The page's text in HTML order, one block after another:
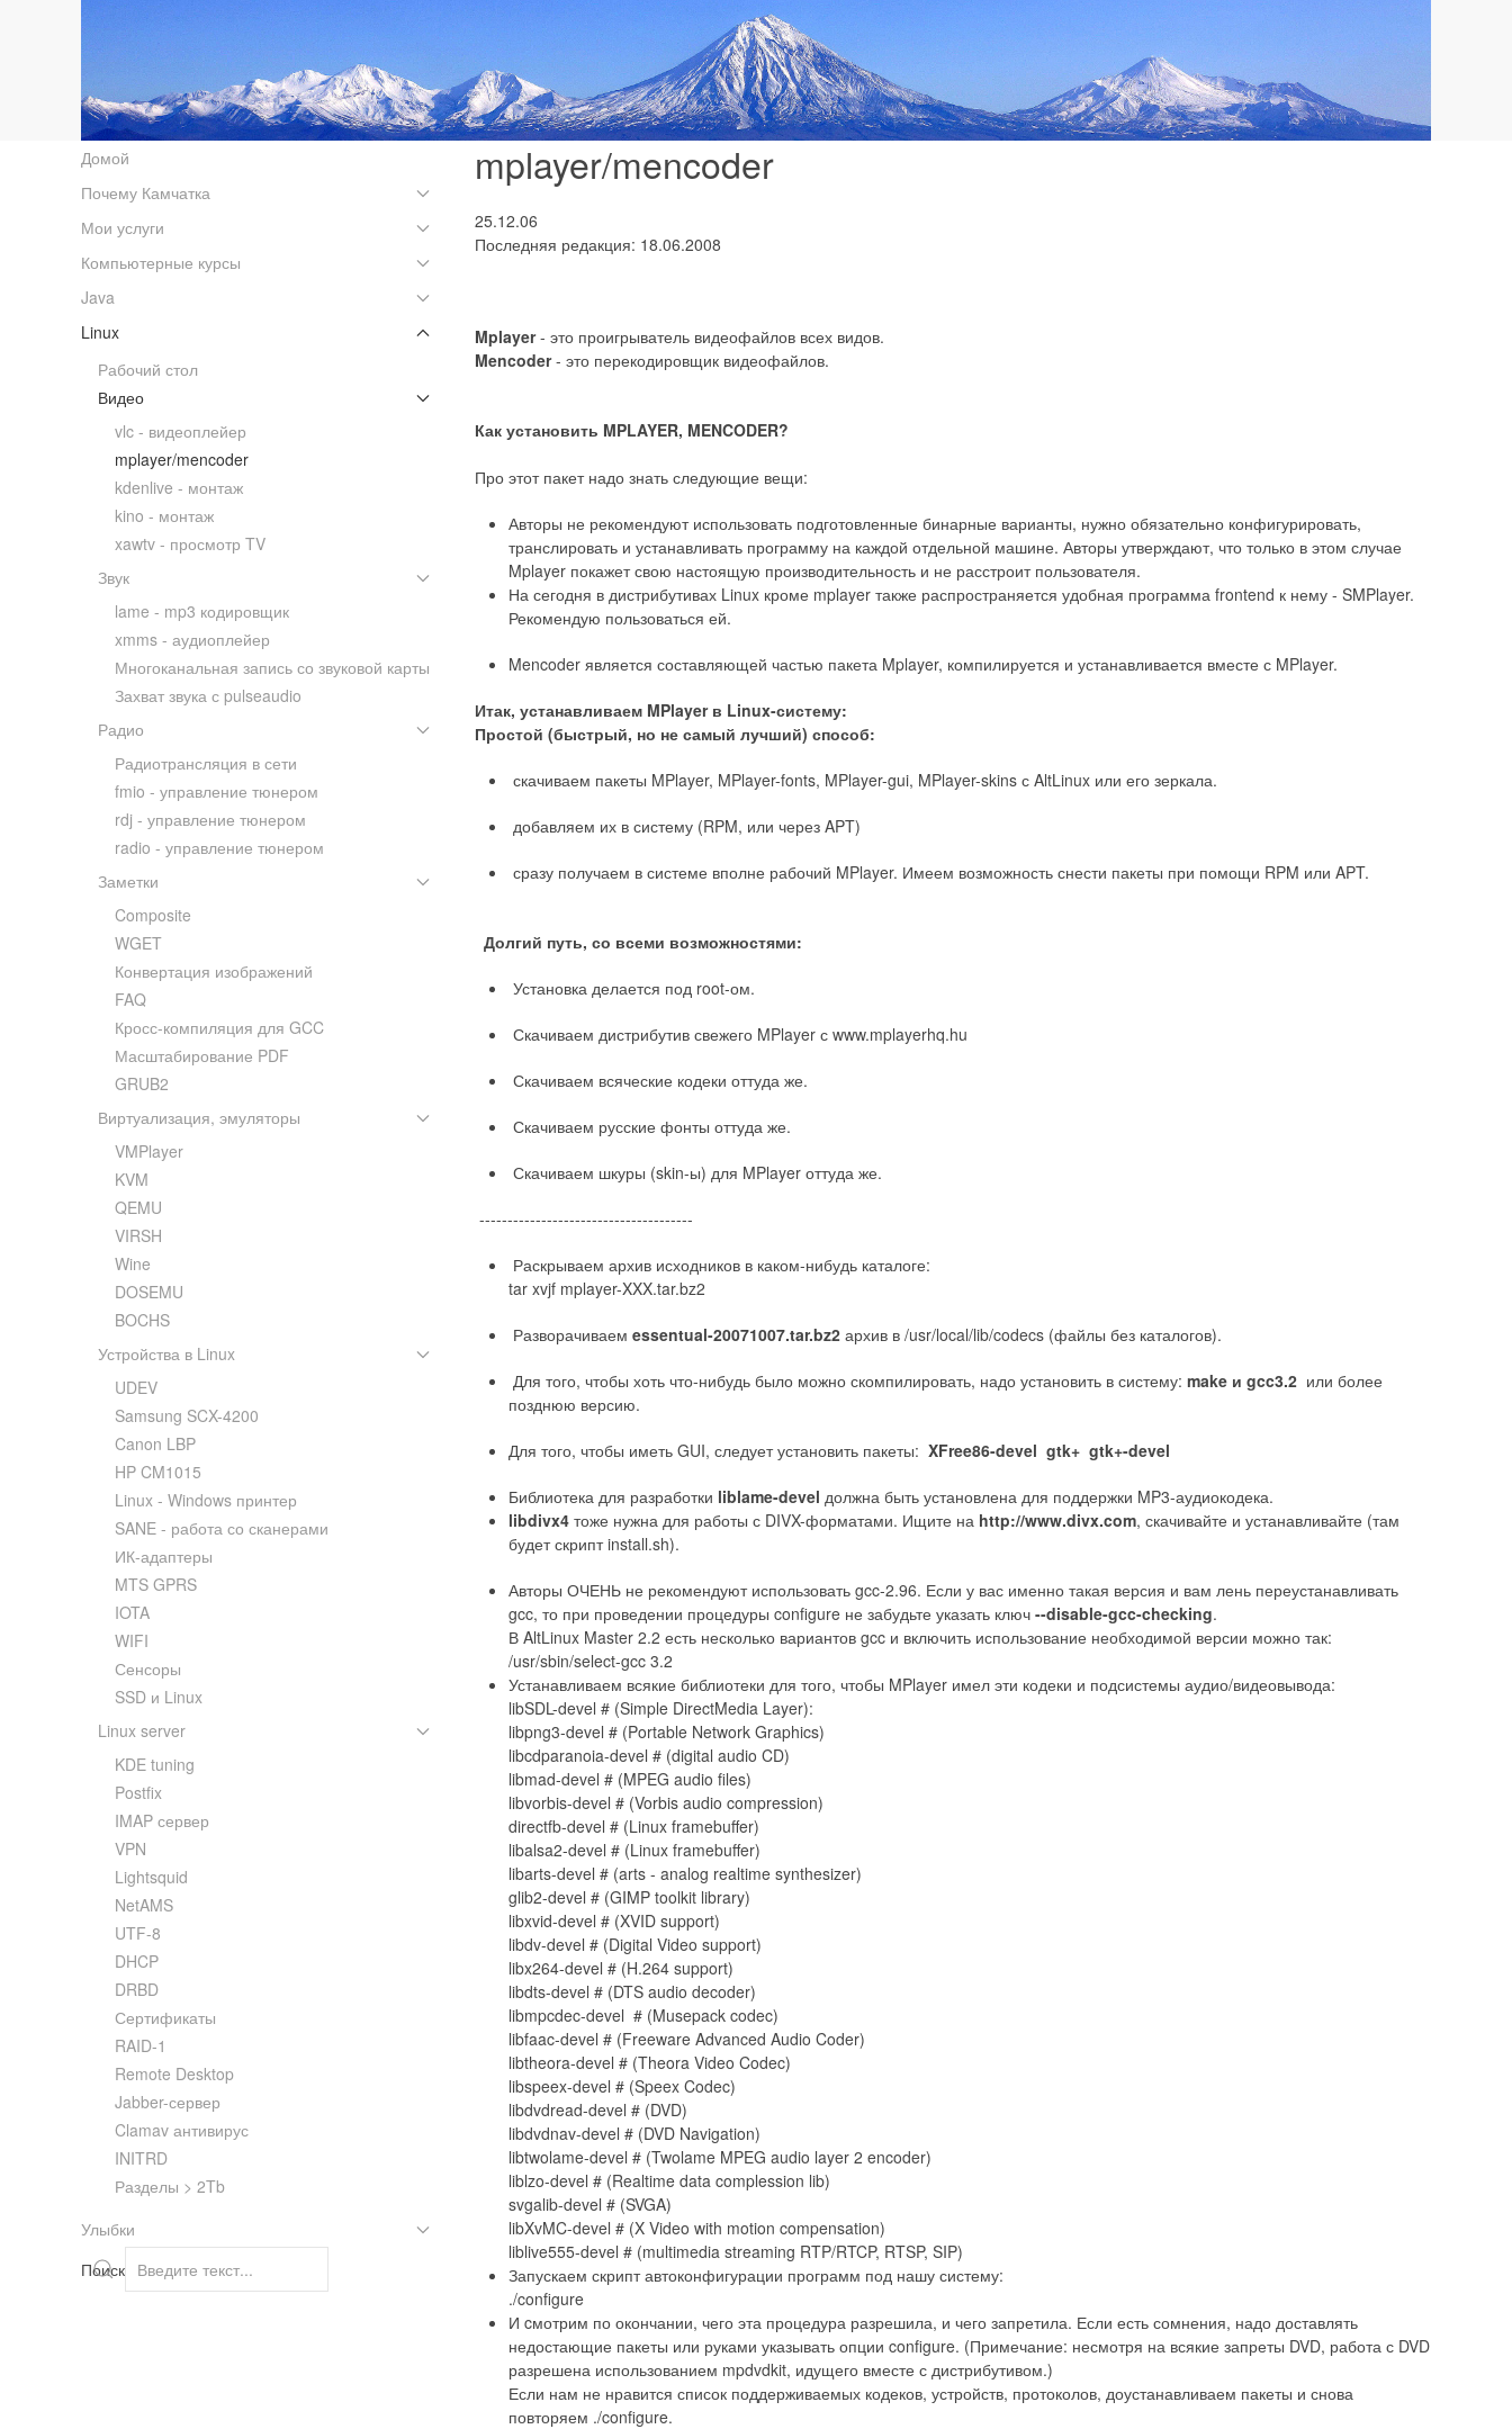
mplayer/mencoder
25.12.06
Последняя редакция: 18.06.2008
Mplayer- это проигрыватель видеофайлов всех видов.
Mencoder- это перекодировщик видеофайлов.
Как установить MPLAYER, MENCODER?
Про этот пакет надо знать следующие вещи:
Авторы не рекомендуют использовать подготовленные бинарные варианты, нужно обязательно конфигурировать,
транслировать и устанавливать программу на каждой отдельной машине. Авторы утверждают, что только в этом случае
Mplayer покажет свою настоящую производительность и не расстроит пользователя.
На сегодня в дистрибутивах Linux кроме mplayer также распространяется удобная программа frontend к нему - SMPlayer.
Рекомендую пользоваться ей.
Mencoder является составляющей частью пакета Mplayer, компилируется и устанавливается вместе с MPlayer.
Итак, устанавливаем MPlayer в Linux-систему:
Простой (быстрый, но не самый лучший) способ:
скачиваем пакеты MPlayer, MPlayer-fonts, MPlayer-gui, MPlayer-skins с AltLinux или его зеркала.
добавляем их в систему (RPM, или через APT)
сразу получаем в системе вполне рабочий MPlayer. Имеем возможность снести пакеты при помощи RPM или APT.
Долгий путь, со всеми возможностями:
Установка делается под root-ом.
Скачиваем дистрибутив свежего MPlayer с www.mplayerhq.hu
Скачиваем всяческие кодеки оттуда же.
Скачиваем русские фонты оттуда же.
Скачиваем шкуры (skin-ы) для MPlayer оттуда же.
--------------------------------------
Раскрываем архив исходников в каком-нибудь каталоге:
tar xvjf mplayer-XXX.tar.bz2
Разворачиваем essentual-20071007.tar.bz2 архив в /usr/local/lib/codecs (файлы без каталогов).
Для того, чтобы хоть что-нибудь было можно скомпилировать, надо установить в систему: make и gcc3.2 или более
позднюю версию.
Для того, чтобы иметь GUI, следует установить пакеты: XFree86-devel gtk+ gtk+-devel
Библиотека для разработки liblame-devel должна быть установлена для поддержки MP3-аудиокодека.
libdivx4 тоже нужна для работы с DIVX-форматами. Ищите на http://www.divx.com, скачивайте и устанавливайте (там
будет скрипт install.sh).
Авторы ОЧЕНЬ не рекомендуют использовать gcc-2.96. Если у вас именно такая версия и вам лень переустанавливать
gcc, то при проведении процедуры configure не забудьте указать ключ --disable-gcc-checking.
В AltLinux Master 2.2 есть несколько вариантов gcc и включить использование необходимой версии можно так:
/usr/sbin/select-gcc 3.2
Устанавливаем всякие библиотеки для того, чтобы MPlayer имел эти кодеки и подсистемы аудио/видеовывода:
libSDL-devel # (Simple DirectMedia Layer):
libpng3-devel # (Portable Network Graphics)
libcdparanoia-devel # (digital audio CD)
libmad-devel # (MPEG audio files)
libvorbis-devel # (Vorbis audio compression)
directfb-devel # (Linux framebuffer)
libalsa2-devel # (Linux framebuffer)
libarts-devel # (arts - analog realtime synthesizer)
glib2-devel # (GIMP toolkit library)
libxvid-devel # (XVID support)
libdv-devel # (Digital Video support)
libx264-devel # (H.264 support)
libdts-devel # (DTS audio decoder)
libmpcdec-devel # (Musepack codec)
libfaac-devel # (Freeware Advanced Audio Coder)
libtheora-devel # (Theora Video Codec)
libspeex-devel # (Speex Codec)
libdvdread-devel # (DVD)
libdvdnav-devel # (DVD Navigation)
libtwolame-devel # (Twolame MPEG audio layer 2 encoder)
liblzo-devel # (Realtime data complession lib)
svgalib-devel # (SVGA)
libXvMC-devel # (X Video with motion compensation)
liblive555-devel # (multimedia streaming RTP/RTCP, RTSP, SIP)
Запускаем скрипт автоконфигурации программ под нашу систему:
./configure
И cмотрим по окончании, чего эта процедура разрешила, и чего запретила. Если есть сомнения, надо доставлять
недостающие пакеты или руками указывать опции configure. (Примечание: несмотря на всякие запреты DVD, работа с DVD
разрешена использованием mpdvdkit, идущего вместе с дистрибутивом.)
Если нам не нравится список поддерживаемых кодеков, устройств, протоколов, доустанавливаем пакеты и снова
повторяем ./configure.
Домой
Почему Камчатка
Мои услуги
Компьютерные курсы
Java
Linux
Рабочий стол
Видео
vlc - видеоплейер
mplayer/mencoder
kdenlive - монтаж
kino - монтаж
xawtv - просмотр TV
Звук
lame - mp3 кодировщик
xmms - аудиоплейер
Многоканальная запись со звуковой карты
Захват звука с pulseaudio
Радио
Радиотрансляция в сети
fmio - управление тюнером
rdj - управление тюнером
radio - управление тюнером
Заметки
Composite
WGET
Конвертация изображений
FAQ
Кросс-компиляция для GCC
Масштабирование PDF
GRUB2
Виртуализация, эмуляторы
VMPlayer
KVM
QEMU
VIRSH
Wine
DOSEMU
BOCHS
Устройства в Linux
UDEV
Samsung SCX-4200
Canon LBP
HP CM1015
Linux - Windows принтер
SANE - работа со сканерами
ИК-адаптеры
MTS GPRS
IOTA
WIFI
Сенсоры
SSD и Linux
Linux server
KDE tuning
Postfix
IMAP сервер
VPN
Lightsquid
NetAMS
UTF-8
DHCP
DRBD
Сертификаты
RAID-1
Remote Desktop
Jabber-сервер
Clamav антивирус
INITRD
Разделы > 2Tb
Улыбки
Поиск